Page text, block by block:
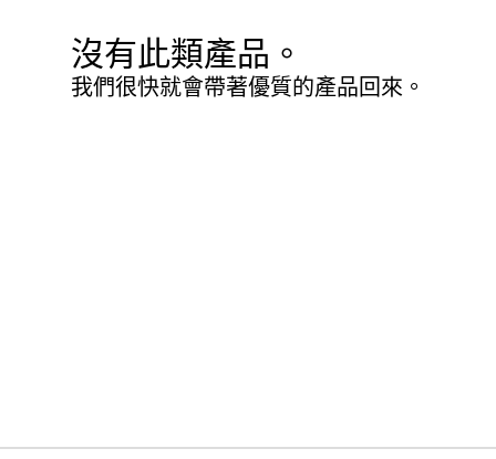
沒有此類產品。
我們很快就會帶著優質的產品回來。